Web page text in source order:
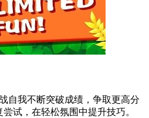
自我不断突破成绩，争取更高分
试，在轻松氛围中提升技巧。